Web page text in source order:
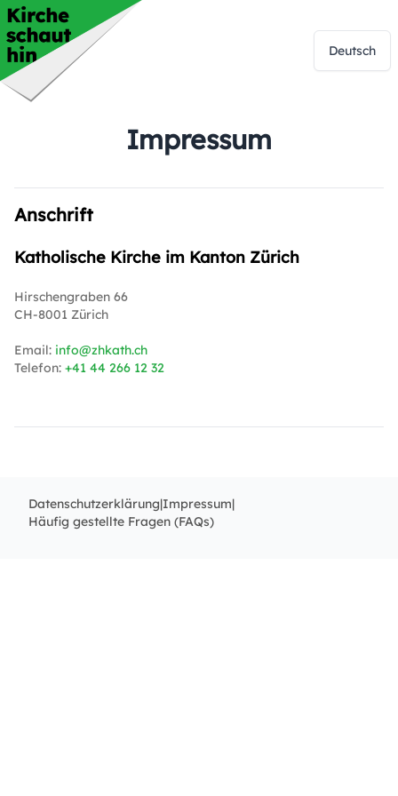
Deutsch
Impressum
Anschrift
Katholische Kirche im Kanton Zürich
Hirschengraben 66
CH-8001 Zürich
Email: info@zhkath.ch
Telefon: +41 44 266 12 32
Datenschutzerklärung|Impressum|
Häufig gestellte Fragen (FAQs)